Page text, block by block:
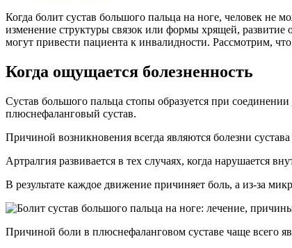
Когда болит сустав большого пальца на ноге, человек не
изменение структуры связок или формы хрящей, развитие
могут привести пациента к инвалидности. Рассмотрим,
Когда ощущается болезненность
Сустав большого пальца стопы образуется при
плюснефаланговый сустав.
Причиной возникновения всегда являются болезни
Артралгия развивается в тех случаях, когда нарушается
В результате каждое движение причиняет боль, а из-за
Причиной боли в плюснефаланговом суставе чаще всего